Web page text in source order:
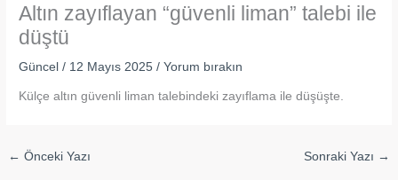
Altın zayıflayan “güvenli liman” talebi ile
düştü
Güncel / 12 Mayıs 2025/Yorum bırakın
Külçe altın güvenli liman talebindeki zayıflama ile düşüşte.
← Önceki Yazı Sonraki Yazı →